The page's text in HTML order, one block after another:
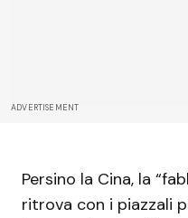
ADVERTISEMENT
Persino la Cina, la
ritrova con i piazzali